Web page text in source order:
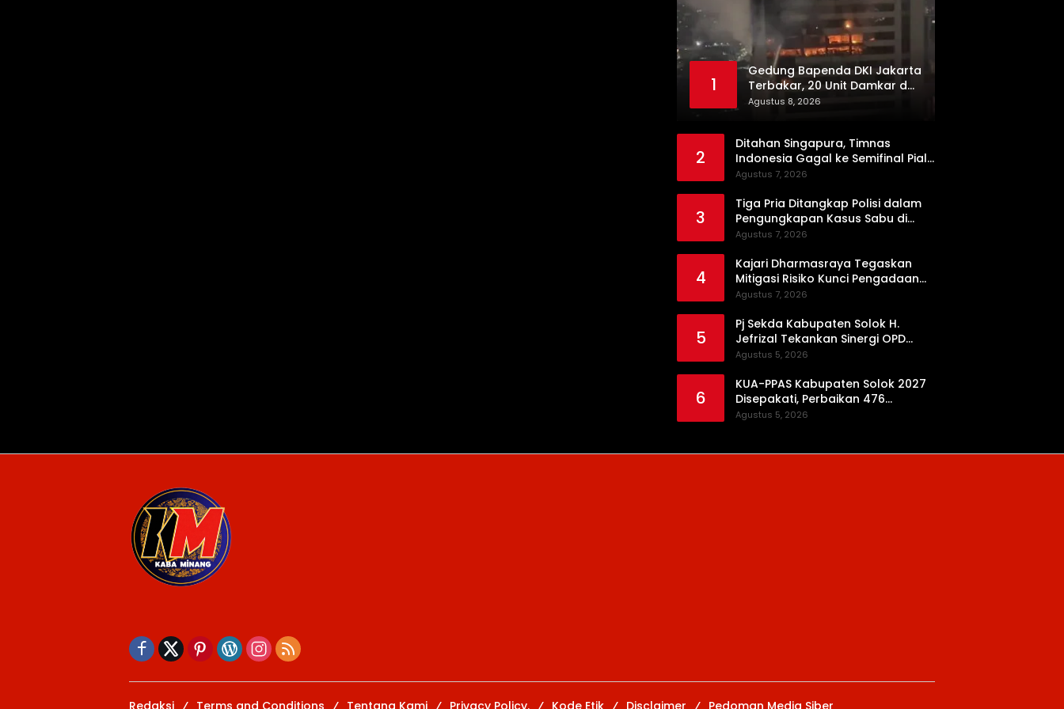
1
Gedung Bapenda DKI Jakarta
Terbakar, 20 Unit Damkar dan
100 Personel Dikerahkan
Agustus 8, 2026
2
Ditahan Singapura, Timnas
Indonesia Gagal ke Semifinal Piala
AFF 2026
Agustus 7, 2026
3
Tiga Pria Ditangkap Polisi dalam
Pengungkapan Kasus Sabu di
Dharmasraya, Timbangan Digital
Agustus 7, 2026
4
Kajari Dharmasraya Tegaskan
Mitigasi Risiko Kunci Pengadaan
Barang dan Jasa yang Bersih
Agustus 7, 2026
5
Pj Sekda Kabupaten Solok H.
Jefrizal Tekankan Sinergi OPD
demi Percepatan Pembangunan
Agustus 5, 2026
6
KUA-PPAS Kabupaten Solok 2027
Disepakati, Perbaikan 476
Kilometer Jalan Rusak Jadi
Agustus 5, 2026